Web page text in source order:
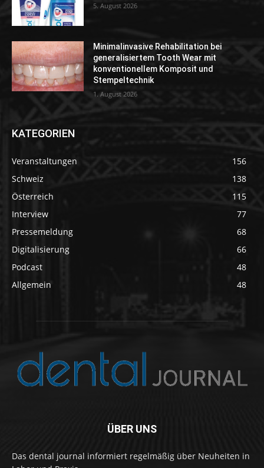
5. August 2026
Minimalinvasive Rehabilitation bei
generalisiertem Tooth Wear mit
konventionellem Komposit und
Stempeltechnik
1. August 2026
KATEGORIEN
Veranstaltungen
156
Schweiz
138
Österreich
115
Interview
77
Pressemeldung
68
Digitalisierung
66
Podcast
48
Allgemein
48
ÜBER UNS
Das dental journal informiert regelmäßig über Neuheiten in